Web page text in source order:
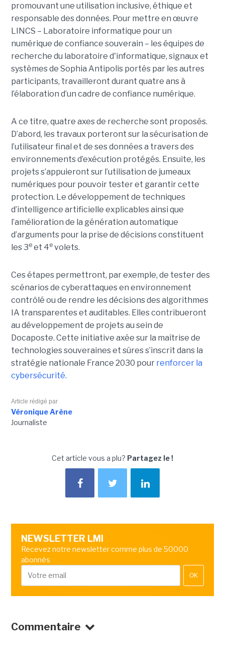
promouvant une utilisation inclusive, éthique et
responsable des données. Pour mettre en œuvre
LINCS – Laboratoire informatique pour un
numérique de confiance souverain – les équipes de
recherche du laboratoire d'informatique, signaux et
systèmes de Sophia Antipolis portés par les autres
participants, travailleront durant quatre ans à
l’élaboration d’un cadre de confiance numérique.
A ce titre, quatre axes de recherche sont proposés.
D’abord, les travaux porteront sur la sécurisation de
l’utilisateur final et de ses données a travers des
environnements d’exécution protégés. Ensuite, les
projets s’appuieront sur l’utilisation de jumeaux
numériques pour pouvoir tester et garantir cette
protection. Le développement de techniques
d’intelligence artificielle explicables ainsi que
l’amélioration de la génération automatique
d’arguments pour la prise de décisions constituent
les 3eet 4evolets.
Ces étapes permettront, par exemple, de tester des
scénarios de cyberattaques en environnement
contrôlé ou de rendre les décisions des algorithmes
IA transparentes et auditables. Elles contribueront
au développement de projets au sein de
Docaposte. Cette initiative axée sur la maîtrise de
technologies souveraines et sûres s’inscrit dans la
stratégie nationale France 2030 pour renforcer la
cybersécurité.
Article rédigé par
Véronique Arène
Journaliste
Cet article vous a plu? Partagez le !
NEWSLETTER LMI
Recevez notre newsletter comme plus de 50000
abonnés
OK
Commentaire